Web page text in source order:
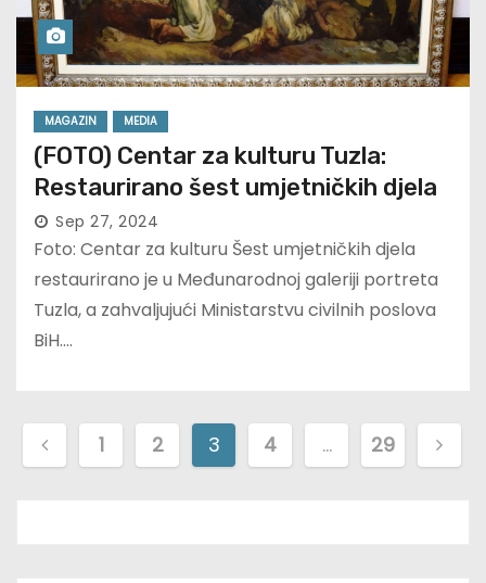
MAGAZIN MEDIA
(FOTO) Centar za kulturu Tuzla:
Restaurirano šest umjetničkih djela
Sep 27, 2024
Foto: Centar za kulturu Šest umjetničkih djela
restaurirano je u Međunarodnoj galeriji portreta
Tuzla, a zahvaljujući Ministarstvu civilnih poslova
BiH.…
1 2 3 4 … 29